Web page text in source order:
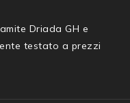
Driada GH e
testato a prezzi